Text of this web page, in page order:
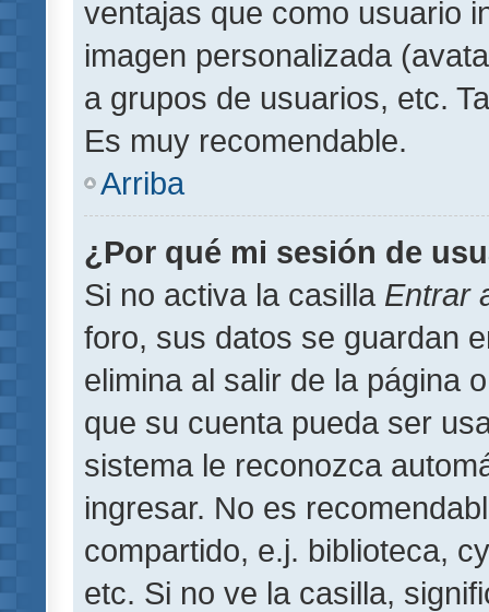
ventajas que como usuario
imagen personalizada
a grupos de usuarios, etc.
Es muy recomendable.
Arriba
¿Por qué mi sesión de
Si no activa la casilla Entrar
foro, sus datos se guardan
elimina al salir de la página
que su cuenta pueda ser
sistema le reconozca
ingresar. No es
compartido, e.j. biblioteca,
etc. Si no ve la casilla,